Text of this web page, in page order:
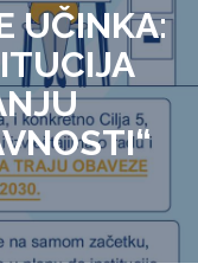
UČINKA: